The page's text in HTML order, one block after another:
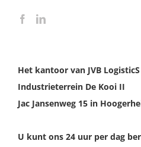
Het kantoor van JVB
Industrieterrein De Kooi II
Jac Jansenweg 15 in
U kunt ons 24 uur per dag